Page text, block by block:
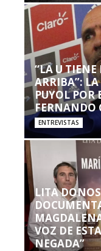
“LA U TIENE
ARRIBA”:
PUYOL POR
FERNANDO
ENTREVISTAS
LITA
VOZ DE
NEGADA”